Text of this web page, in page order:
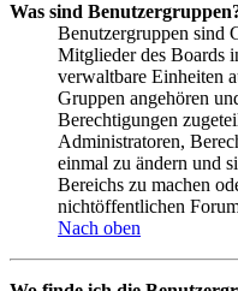
Was sind
Benutzergruppen sind
Mitglieder des Boards
verwaltbare Einheiten
Gruppen angehören
Berechtigungen
Administratoren,
einmal zu ändern und
Bereichs zu machen
nichtöffentlichen
Nach oben